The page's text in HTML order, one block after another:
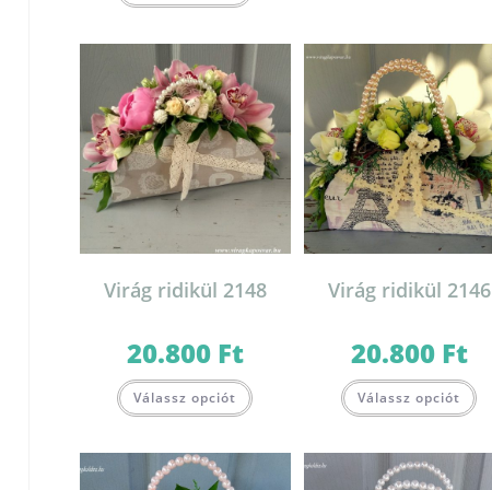
Virág ridikül 2148
20.800 Ft
Válassz opciót
Virág ridikül 2146
20.800 Ft
Válassz opciót